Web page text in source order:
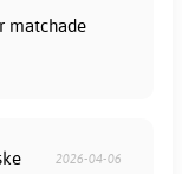
matchade
2026-04-06